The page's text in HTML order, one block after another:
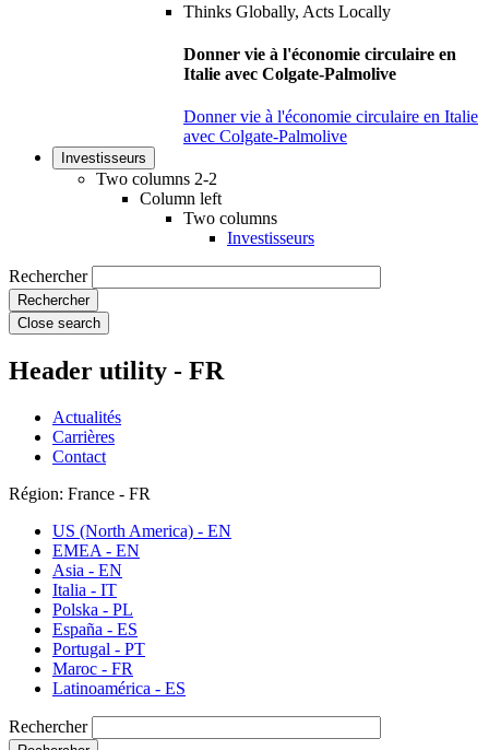
Donner vie à l'économie circulaire en
Italie avec Colgate-Palmolive
Donner vie à l'économie circulaire en Italie
avec Colgate-Palmolive
Investisseurs
Two columns 2-2
Column left
Two columns
Investisseurs
Rechercher
Close search
Header utility - FR
Actualités
Carrières
Contact
Région: France - FR
US (North America) - EN
EMEA - EN
Asia - EN
Italia - IT
Polska - PL
España - ES
Portugal - PT
Maroc - FR
Latinoamérica - ES
Rechercher